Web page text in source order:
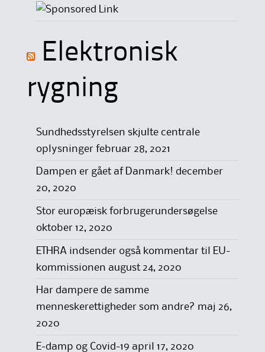
Elektronisk
rygning
Sundhedsstyrelsen skjulte centrale
oplysninger februar 28, 2021
Dampen er gået af Danmark! december
20, 2020
Stor europæisk forbrugerundersøgelse
oktober 12, 2020
ETHRA indsender også kommentar til EU-
kommissionen august 24, 2020
Har dampere de samme
menneskerettigheder som andre? maj 26,
2020
E-damp og Covid-19 april 17, 2020